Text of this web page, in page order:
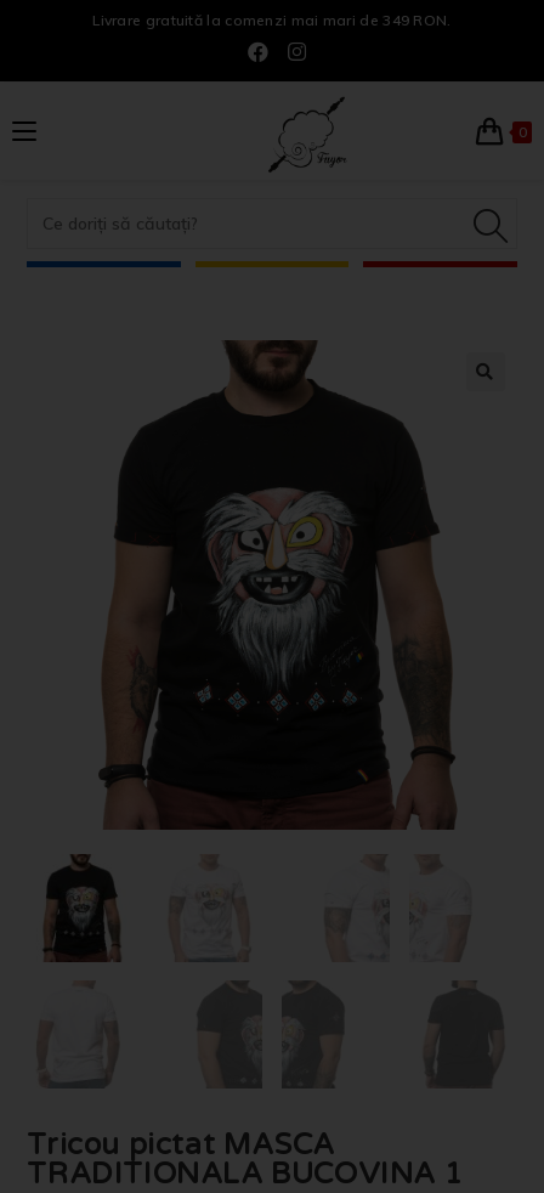
Livrare gratuită la comenzi mai mari de 349 RON.
0
Tricou pictat MASCA
TRADITIONALA BUCOVINA 1